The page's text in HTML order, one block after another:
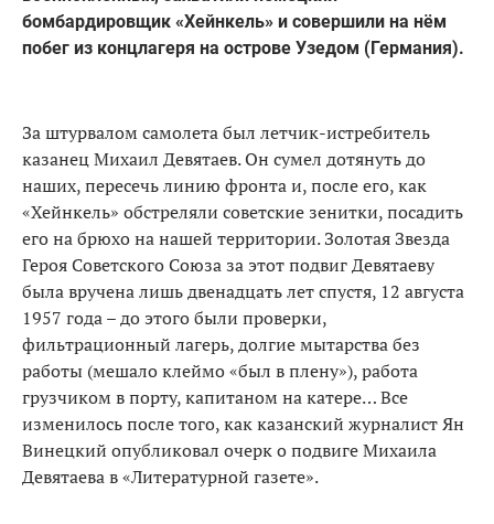
бомбардировщик «Хейнкель» и совершили на нём
побег из концлагеря на острове Узедом (Германия).
За штурвалом самолета был летчик-истребитель
казанец Михаил Девятаев. Он сумел дотянуть до
наших, пересечь линию фронта и, после его, как
«Хейнкель» обстреляли советские зенитки, посадить
его на брюхо на нашей территории. Золотая Звезда
Героя Советского Союза за этот подвиг Девятаеву
была вручена лишь двенадцать лет спустя, 12 августа
1957 года – до этого были проверки,
фильтрационный лагерь, долгие мытарства без
работы (мешало клеймо «был в плену»), работа
грузчиком в порту, капитаном на катере… Все
изменилось после того, как казанский журналист Ян
Винецкий опубликовал очерк о подвиге Михаила
Девятаева в «Литературной газете».